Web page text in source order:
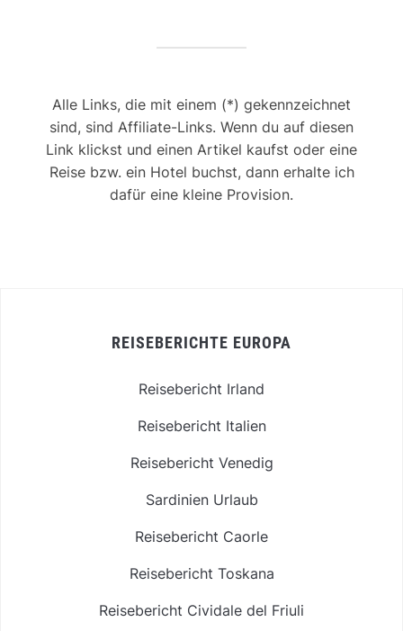
Alle Links, die mit einem (*) gekennzeichnet
sind, sind Affiliate-Links. Wenn du auf diesen
Link klickst und einen Artikel kaufst oder eine
Reise bzw. ein Hotel buchst, dann erhalte ich
dafür eine kleine Provision.
REISEBERICHTE EUROPA
Reisebericht Irland
Reisebericht Italien
Reisebericht Venedig
Sardinien Urlaub
Reisebericht Caorle
Reisebericht Toskana
Reisebericht Cividale del Friuli